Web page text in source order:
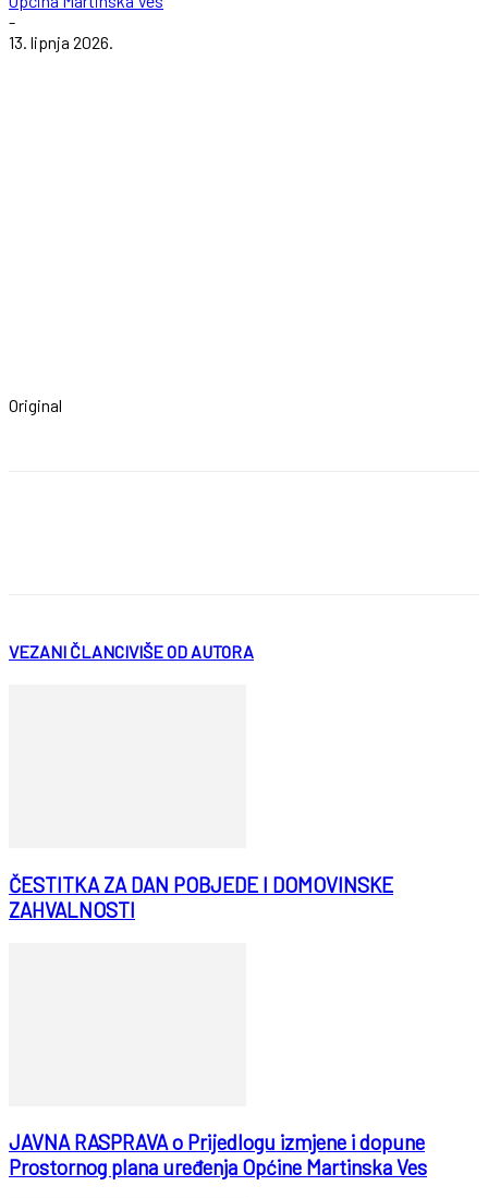
-
13. lipnja 2026.
Original
VEZANI ČLANCIVIŠE OD AUTORA
ČESTITKA ZA DAN POBJEDE I DOMOVINSKE
ZAHVALNOSTI
JAVNA RASPRAVA o Prijedlogu izmjene i dopune
Prostornog plana uređenja Općine Martinska Ves